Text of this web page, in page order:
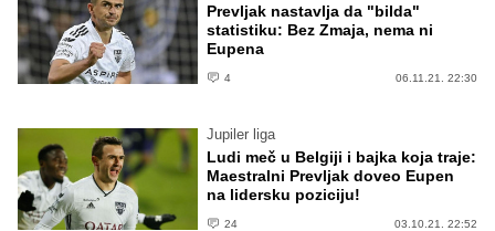
Prevljak nastavlja da "bilda"
statistiku: Bez Zmaja, nema ni
Eupena
4 06.11.21. 22:30
Jupiler liga
Ludi meč u Belgiji i bajka koja traje:
Maestralni Prevljak doveo Eupen
na lidersku poziciju!
24 03.10.21. 22:52